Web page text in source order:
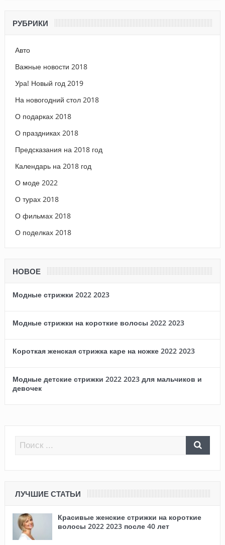
РУБРИКИ
Авто
Важные новости 2018
Ура! Новый год 2019
На новогодний стол 2018
О подарках 2018
О праздниках 2018
Предсказания на 2018 год
Календарь на 2018 год
О моде 2022
О турах 2018
О фильмах 2018
О поделках 2018
НОВОЕ
Модные стрижки 2022 2023
Модные стрижки на короткие волосы 2022 2023
Короткая женская стрижка каре на ножке 2022 2023
Модные детские стрижки 2022 2023 для мальчиков и
девочек
ЛУЧШИЕ СТАТЬИ
Красивые женские стрижки на короткие
волосы 2022 2023 после 40 лет